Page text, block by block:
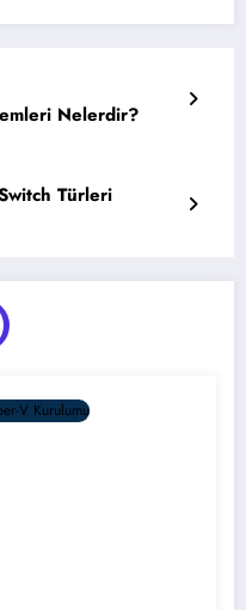
Nelerdir?
Türleri